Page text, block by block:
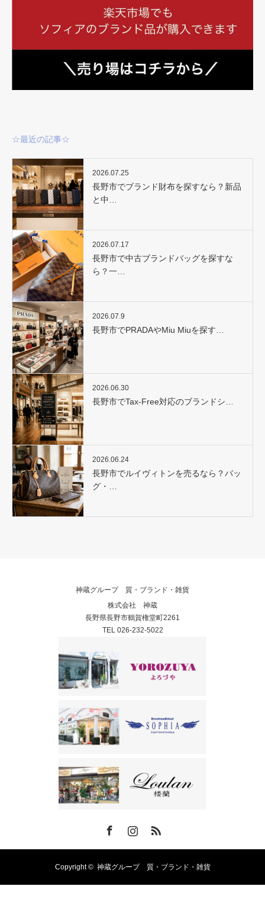
☆最近の記事☆
2026.07.25
長野市でブランド財布を探すなら？新品
と中…
2026.07.17
長野市で中古ブランドバッグを探すな
ら？一…
2026.07.9
長野市でPRADAやMiu Miuを探す…
2026.06.30
長野市でTax-Free対応のブランドシ…
2026.06.24
長野市でルイヴィトンを売るなら？バッ
グ・…
神蔵グループ 質・ブランド・雑貨
株式会社 神蔵
長野県長野市鶴賀権堂町2261
TEL 026-232-5022
Copyright © 神蔵グループ 質・ブランド・雑貨